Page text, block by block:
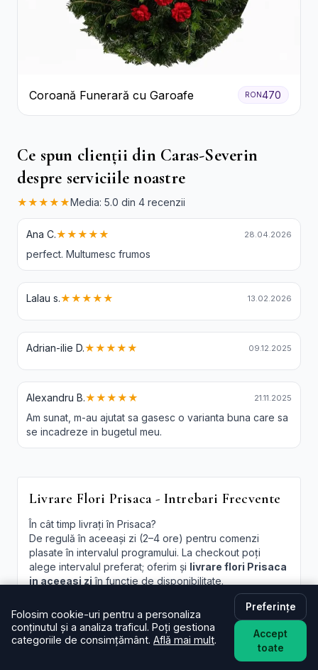
Coroană Funerară cu Garoafe RON470
Ce spun clienții din Caras-Severin
despre serviciile noastre
★★★★★Media: 5.0 din 4 recenzii
Ana C.★★★★★ 28.04.2026
perfect. Multumesc frumos
Lalau s.★★★★★ 13.02.2026
Adrian-ilie D.★★★★★ 09.12.2025
Alexandru B.★★★★★ 21.11.2025
Am sunat, m-au ajutat sa gasesc o varianta buna care sa
se incadreze in bugetul meu.
Livrare Flori Prisaca - Intrebari Frecvente
În cât timp livrați în Prisaca?
De regulă în aceeași zi (2–4 ore) pentru comenzi
plasate în intervalul programului. La checkout poți
alege intervalul preferat; oferim și livrare flori Prisaca
in aceeasi ziîn funcție de disponibilitate.
Este livrarea de flori la domiciliu în Prisaca disponibilă și
sâmbăta?
Da, în majoritatea cazurilor livrăm și sâmbăta. În
perioade aglomerate pot exista sloturi limitate, afișate
Folosim cookie-uri pentru a personaliza
conținutul și a analiza traficul. Poți gestiona
categoriile de consimțământ. Află mai mult.
Preferințe
Accept
toate